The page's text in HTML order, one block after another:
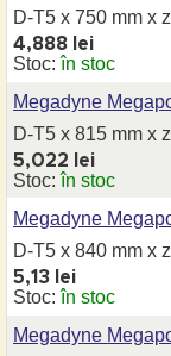
D-T5 x 750 mm x
4,888 lei
Stoc:în stoc
Megadyne
D-T5 x 815 mm x
5,022 lei
Stoc:în stoc
Megadyne
D-T5 x 840 mm x
5,13 lei
Stoc:în stoc
Megadyne